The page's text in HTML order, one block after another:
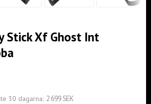
Stick Xf Ghost Int
30 dagarna 2 699 SEK